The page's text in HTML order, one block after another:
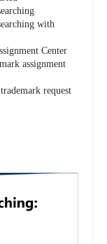
with
Center
assignment
request